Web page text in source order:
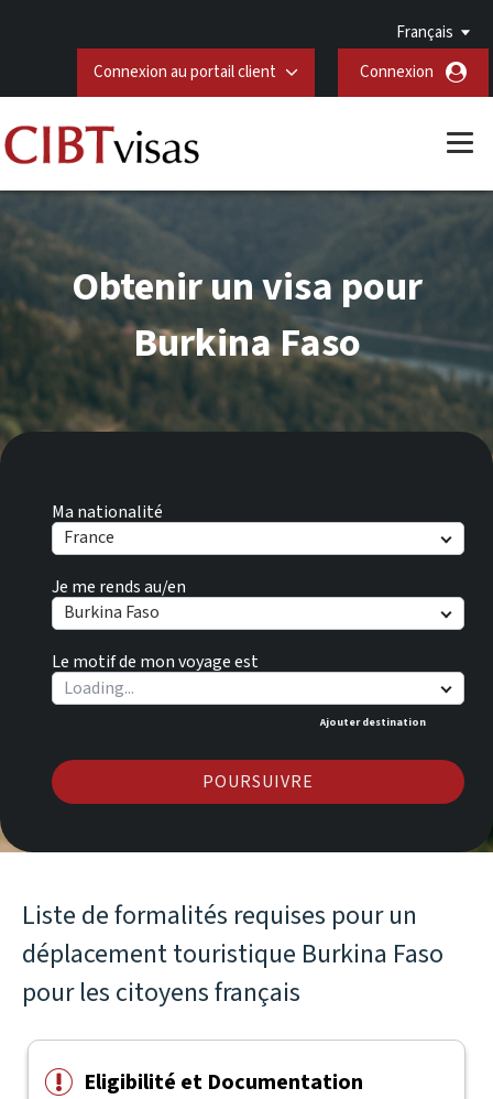
Français
Connexion au portail client
Connexion
Ma nationalité
France
Je me rends au/en
Burkina Faso
Le motif de mon voyage est
Ajouter destination
POURSUIVRE
Obtenir un visa pour
Burkina Faso
Liste de formalités requises pour un
déplacement touristique Burkina Faso
pour les citoyens français
Eligibilité et Documentation